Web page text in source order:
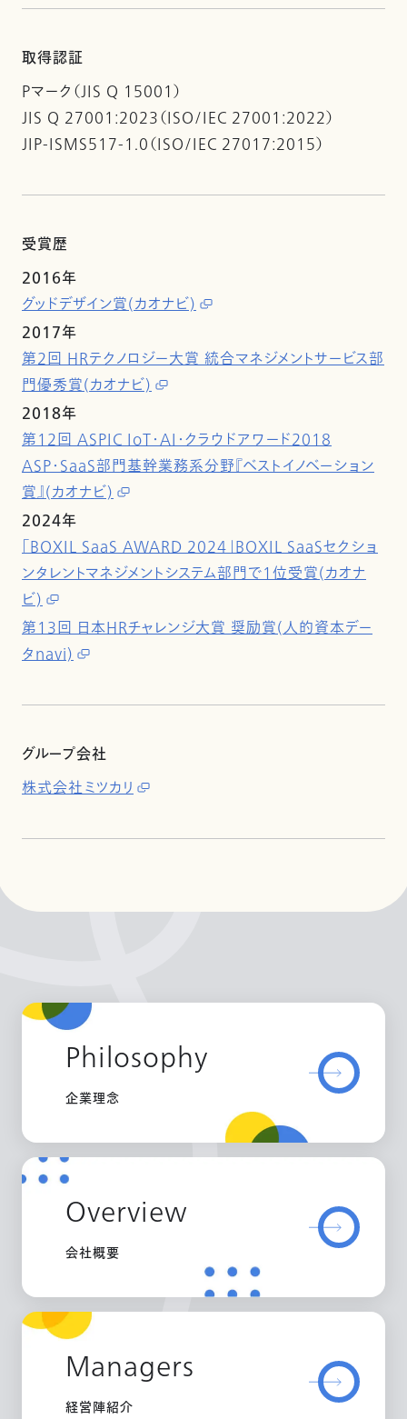
取得認証
Pマーク（JIS Q 15001）
JIS Q 27001:2023（ISO/IEC 27001:2022）
JIP-ISMS517-1.0（ISO/IEC 27017:2015）
受賞歴
2016年
グッドデザイン賞(カオナビ)
2017年
第2回 HRテクノロジー大賞 統合マネジメントサービス部
門優秀賞(カオナビ)
2018年
第12回 ASPIC IoT・AI・クラウドアワード2018
ASP・SaaS部門基幹業務系分野『ベストイノベーション
賞』(カオナビ)
2024年
「BOXIL SaaS AWARD 2024」BOXIL SaaSセクショ
ンタレントマネジメントシステム部門で1位受賞(カオナ
ビ)
第13回 日本HRチャレンジ大賞 奨励賞(人的資本デー
タnavi)
グループ会社
株式会社ミツカリ
Philosophy
企業理念
Overview
会社概要
Managers
経営陣紹介